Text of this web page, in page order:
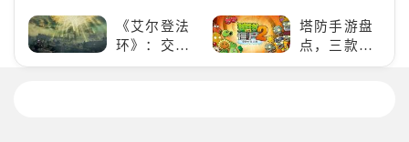
（WOTB）
的军事类游
戏推荐！快
HIGH!!》手
游还原经典
名场面
《艾尔登法
环》：交界
地的史诗传
塔防手游盘
点，三款不
容错过的塔